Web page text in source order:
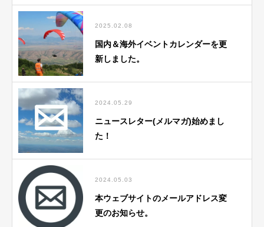
2025.02.08
国内＆海外イベントカレンダーを更
新しました。
2024.05.29
ニュースレター(メルマガ)始めまし
た！
2024.05.03
本ウェブサイトのメールアドレス変
更のお知らせ。